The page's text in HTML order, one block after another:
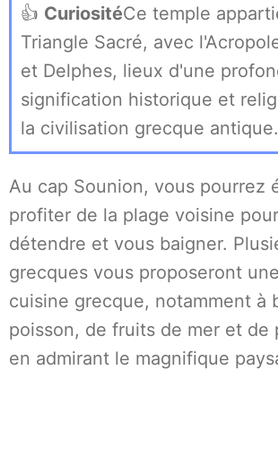
👍 CuriositéCe temple
Triangle Sacré, avec
et Delphes, lieux d'une
signification historique et
la civilisation grecque antique.
Au cap Sounion, vous pourrez
profiter de la plage voisine
détendre et vous baigner.
grecques vous proposeront
cuisine grecque, notamment à
poisson, de fruits de mer et de
en admirant le magnifique